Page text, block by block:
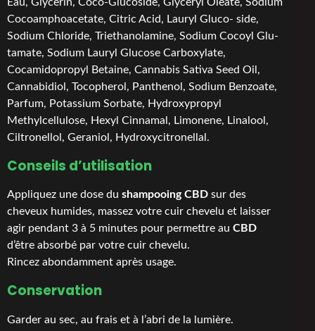
Cocoamphoacetate, Citric Acid, Lauryl Gluco- side,
Sodium Chloride, Triethanolamine, Sodium Cocoyl Glu-
tamate, Sodium Lauryl Glucose Carboxylate,
Cocamidopropyl Betaine, Cannabis Sativa Seed Oil,
Cannabidiol, Tocopherol, Panthenol, Sodium Benzoate,
Parfum, Potassium Sorbate, Hydroxypropyl
Methylcellulose, Hexyl Cinnamal, Limonene, Linalool,
Ciltronellol, Geraniol, Hydroxycitronellal.
Conseils d’utilisation
Appliquez une dose du shampooing CBD sur des
cheveux humides, massez votre cuir chevelu et laisser
agir pendant 3 à 5 minutes pour permettre au CBD
d’être absorbé par votre cuir chevelu.
Rincez abondamment après usage.
Conservation
Garder au sec, au frais et à l’abri de la lumière.